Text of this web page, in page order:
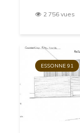
2 756 vues
ESSONNE 91